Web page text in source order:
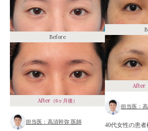
Before
After（6ヶ月後）
担当医：高須幹弥 医師
After
担当医：
40代女性の患